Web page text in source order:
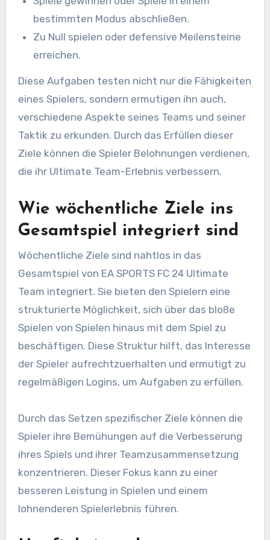
bestimmten Modus abschließen.
Zu Null spielen oder defensive Meilensteine
erreichen.
Diese Aufgaben testen nicht nur die Fähigkeiten
eines Spielers, sondern ermutigen ihn auch,
verschiedene Aspekte seines Teams und seiner
Taktik zu erkunden. Durch das Erfüllen dieser
Ziele können die Spieler Belohnungen verdienen,
die ihr Ultimate Team-Erlebnis verbessern.
Wie wöchentliche Ziele ins
Gesamtspiel integriert sind
Wöchentliche Ziele sind nahtlos in das
Gesamtspiel von EA SPORTS FC 24 Ultimate
Team integriert. Sie bieten den Spielern eine
strukturierte Möglichkeit, sich über das bloße
Spielen von Spielen hinaus mit dem Spiel zu
beschäftigen. Diese Struktur hilft, das Interesse
der Spieler aufrechtzuerhalten und ermutigt zu
regelmäßigen Logins, um Aufgaben zu erfüllen.
Durch das Setzen spezifischer Ziele können die
Spieler ihre Bemühungen auf die Verbesserung
ihres Spiels und ihrer Teamzusammensetzung
konzentrieren. Dieser Fokus kann zu einer
besseren Leistung in Spielen und einem
lohnenderen Spielerlebnis führen.